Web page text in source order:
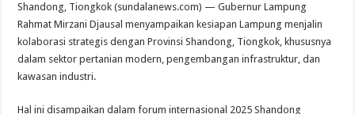
Shandong, Tiongkok (sundalanews.com) — Gubernur Lampung
Rahmat Mirzani Djausal menyampaikan kesiapan Lampung menjalin
kolaborasi strategis dengan Provinsi Shandong, Tiongkok, khususnya
dalam sektor pertanian modern, pengembangan infrastruktur, dan
kawasan industri.
Hal ini disampaikan dalam forum internasional 2025 Shandong